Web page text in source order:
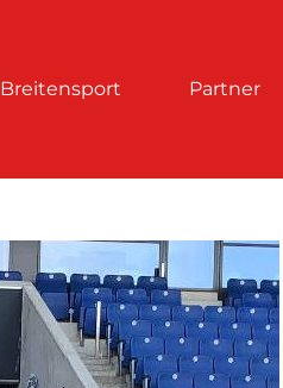
Breitensport Partner